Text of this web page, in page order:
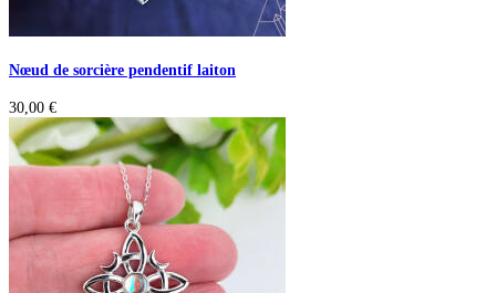
Nœud de sorcière pendentif laiton
30,00 €